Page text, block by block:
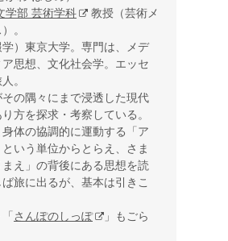
学部 芸術学科
教授（芸術メ
。
）東京大学。専門は、メデ
思想、文化社会学。エッセ
。
の隅々にまで浸透した現代
方を探求・考察している。
体の協調的に運動する「ア
という単位からとらえ、さま
え」の背後にある思想を読
旅に出るが、基本は引きこ
さんぽのしっぽ
」もごら